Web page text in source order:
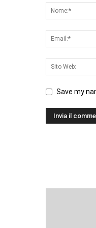
Save my